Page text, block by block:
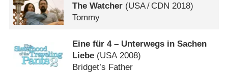
The Watcher (USA/ CDN 2018)
Tommy
Eine für 4 – Unterwegs in Sachen
Liebe (USA 2008)
Bridget’s Father